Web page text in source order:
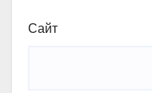
Сайт